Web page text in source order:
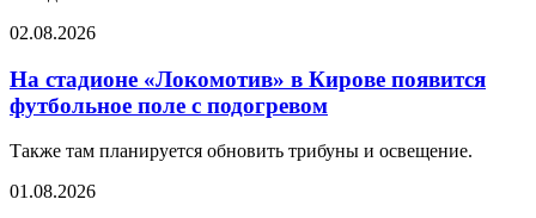
02.08.2026
На стадионе «Локомотив» в Кирове появится
футбольное поле с подогревом
Также там планируется обновить трибуны и освещение.
01.08.2026